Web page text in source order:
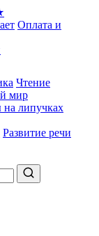
Оплата и
Чтение
мир
липучках
Развитие речи